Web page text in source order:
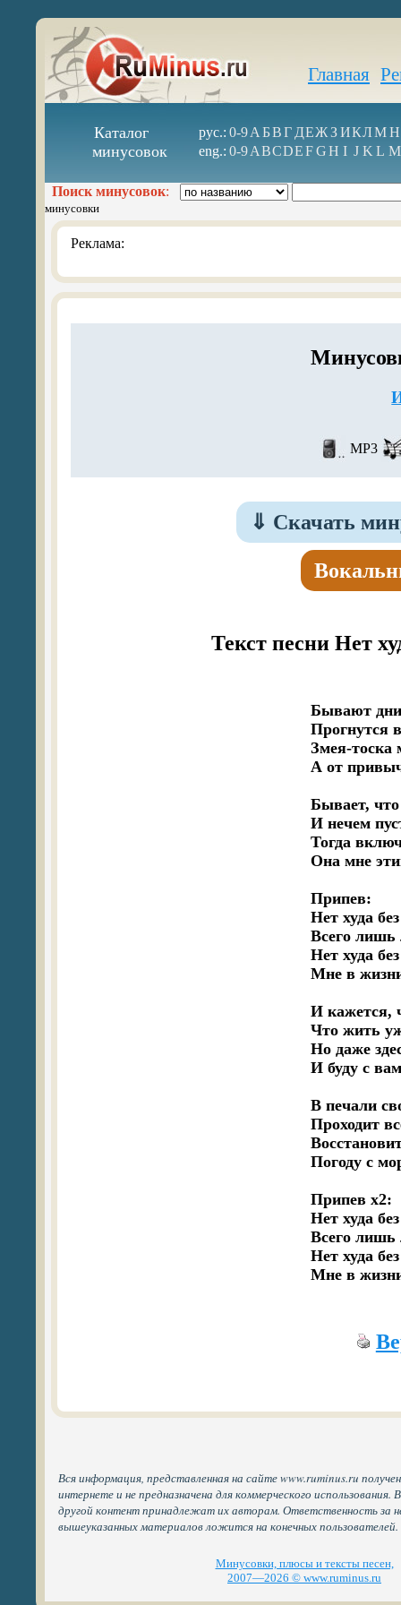
Главная
Каталог
минусовок
рус.: 0-9А БВГ ДЕЖ З ИКЛМН
eng.: 0-9ABCDEFGH I J K L M
Поиск минусовок:
минусовки
Реклама:
MP3
⇓ Скачать
Текст песни Нет
Бывают
Прогнутся
Змея-тоска
А от
Бывает,
И нечем
Тогда
Она мне
Припев:
Нет худа
Всего лишь
Нет худа
Мне в
И кажется,
Что жить
Но даже
И буду с
В печали
Проходит
Погоду с
Припев х2:
Нет худа
Всего лишь
Нет худа
Вся информация, представленная на сайте www.ruminus.ru
интернете и не предназначена для коммерческого
другой контент принадлежат их авторам. Ответственность за
вышеуказанных материалов ложится на конечных пользователей.
Минусовки, плюсы и тексты песен,
2007—2026 © www.ruminus.ru